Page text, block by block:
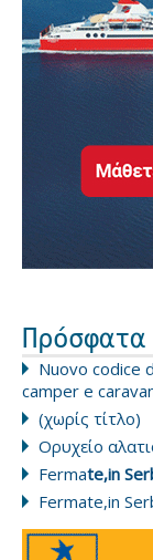
Nuovo codice
camper e
(χωρίς τίτλο)
Ορυχείο
Fermate,in
Fermate,in